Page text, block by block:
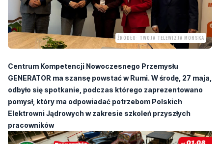
ŹRÓDŁO: TWOJA TELEWIZJA MORSKA
Centrum Kompetencji Nowoczesnego Przemysłu
GENERATOR ma szansę powstać w Rumi. W środę, 27 maja,
odbyło się spotkanie, podczas którego zaprezentowano
pomysł, który ma odpowiadać potrzebom Polskich